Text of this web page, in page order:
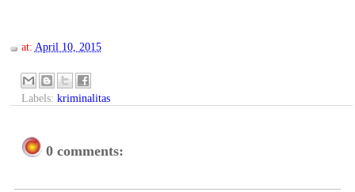
at: April 10, 2015
Labels: kriminalitas
0 comments: